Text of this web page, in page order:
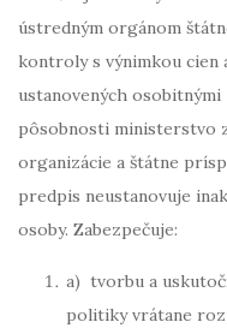
ústredným orgánom
kontroly s výnimkou
ustanovených
pôsobnosti ministerstvo
organizácie a štátne
predpis neustanovuje
osoby. Zabezpečuje:
a) tvorbu a
politiky vrátane